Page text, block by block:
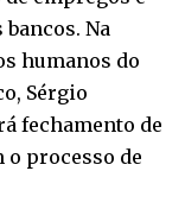
Na
humanos do
Sérgio
fechamento de
o processo de